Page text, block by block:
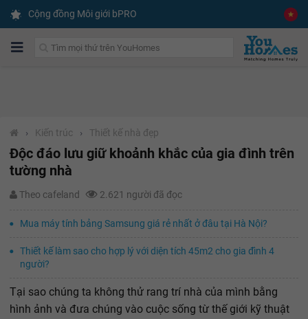
Cộng đồng Môi giới bPRO
› Kiến trúc › Thiết kế nhà đẹp
Độc đáo lưu giữ khoảnh khắc của gia đình trên
tường nhà
Theo cafeland 2.621 người đã đọc
Mua máy tính bảng Samsung giá rẻ nhất ở đâu tại Hà Nội?
Thiết kế làm sao cho hợp lý với diện tích 45m2 cho gia đình 4
người?
Tại sao chúng ta không thử rang trí nhà của mình bằng
hình ảnh và đưa chúng vào cuộc sống từ thế giới kỹ thuật